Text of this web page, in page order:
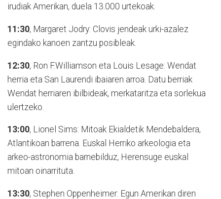
irudiak Ame­ri­kan, duela 13.000 urtekoak.
11:30, Margaret Jodry: Clovis jendeak urki-azalez
egindako kanoen zantzu posibleak.
12:30, Ron F.Williamson eta Louis Lesage: Wendat
herria eta San Lau­rendi ibaiaren arroa. Datu be­rri­ak
Wendat herriaren ibilbideak, merkataritza eta sorlekua
ulertzeko.
13:00, Lionel Sims: Mitoak Eki­al­de­tik Mendebaldera,
Atlanti­koan barrena. Euskal Herriko arkeologia eta
arkeo-astronomia barnebilduz, Herensuge euskal
mitoan oinarrituta.
13:30, Stephen Oppenheimer: Egun Amerikan diren